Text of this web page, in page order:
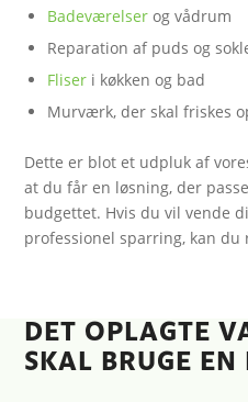
Badeværelser og vådrum
Reparation af puds og
Fliser i køkken og bad
Murværk, der skal friskes
Dette er blot et udpluk af
at du får en løsning, der
budgettet. Hvis du vil vende
professionel sparring, kan
DET OPLAGTE
SKAL BRUGE